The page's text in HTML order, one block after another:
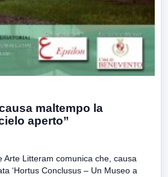
maltempo la
aperto”
Arte Litteram comunica che, causa
‘Hortus Conclusus – Un Museo a